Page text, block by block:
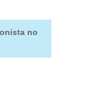
no